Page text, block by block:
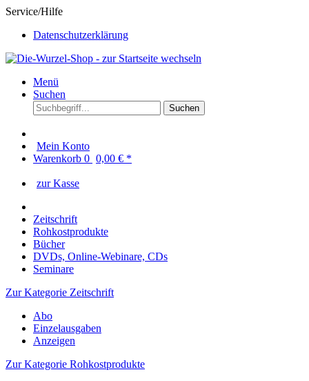
Service/Hilfe
Datenschutzerklärung
Menü
Suchen
Suchen
Mein Konto
Warenkorb 0 0,00 € *
zur Kasse
Zeitschrift
Rohkostprodukte
Bücher
DVDs, Online-Webinare, CDs
Seminare
Zur Kategorie Zeitschrift
Abo
Einzelausgaben
Anzeigen
Zur Kategorie Rohkostprodukte